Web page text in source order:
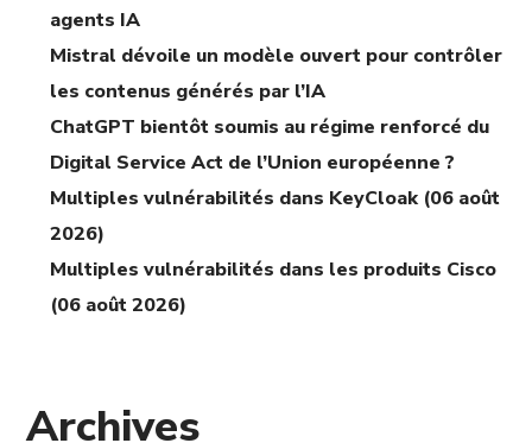
agents IA
Mistral dévoile un modèle ouvert pour contrôler
les contenus générés par l’IA
ChatGPT bientôt soumis au régime renforcé du
Digital Service Act de l’Union européenne ?
Multiples vulnérabilités dans KeyCloak (06 août
2026)
Multiples vulnérabilités dans les produits Cisco
(06 août 2026)
Archives